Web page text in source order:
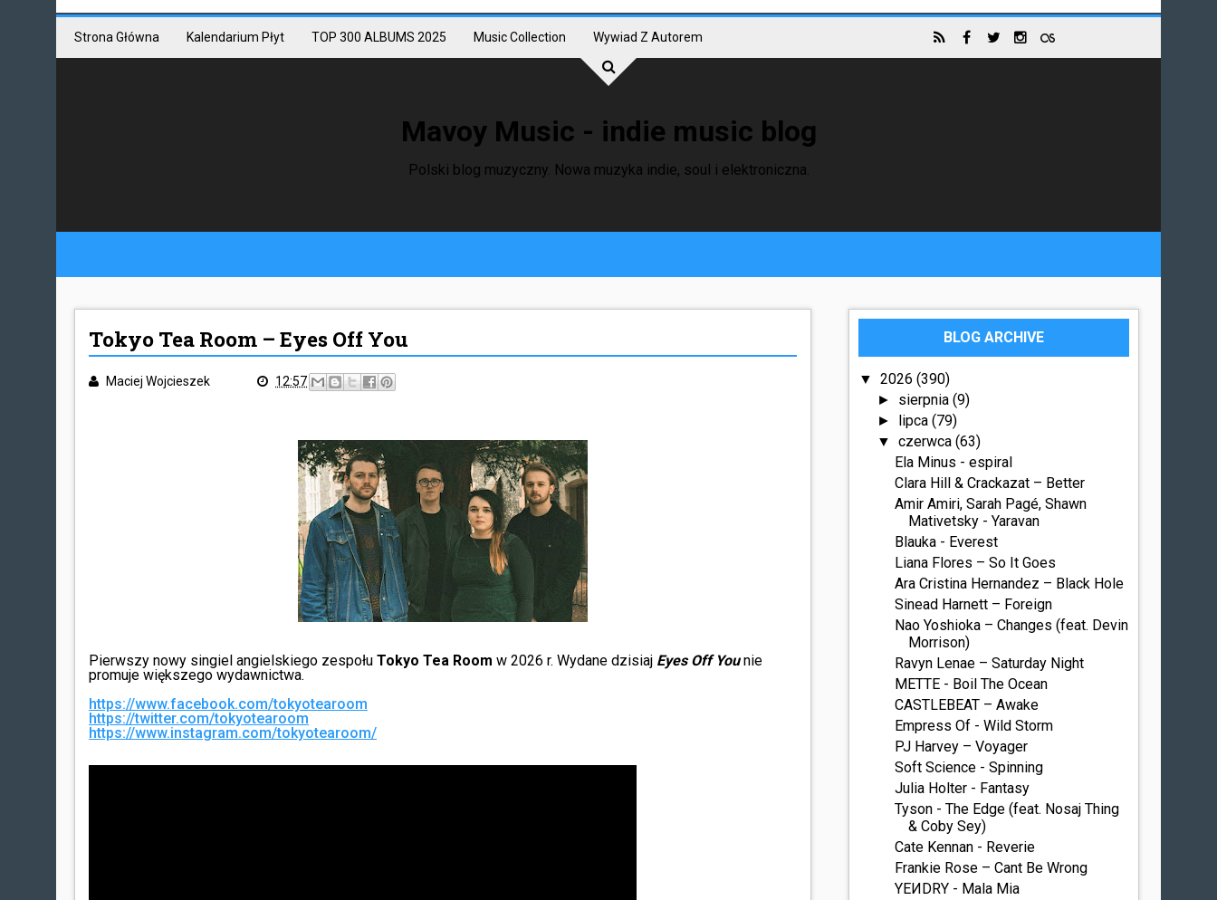
Strona Główna Kalendarium Płyt TOP 300 ALBUMS 2025 Music Collection Wywiad Z Autorem
Mavoy Music - indie music blog
Polski blog muzyczny. Nowa muzyka indie, soul i elektroniczna.
Tokyo Tea Room – Eyes Off You
Maciej Wojcieszek 12:57
Pierwszy nowy singiel angielskiego zespołu Tokyo Tea Room w 2026 r. Wydane dzisiaj Eyes Off Younie
promuje większego wydawnictwa.
https://www.facebook.com/tokyotearoom
https://twitter.com/tokyotearoom
https://www.instagram.com/tokyotearoom/
BLOG ARCHIVE
▼2026(390)
► sierpnia (9)
► lipca (79)
▼ czerwca (63)
Ela Minus - espiral
Clara Hill & Crackazat – Better
Amir Amiri, Sarah Pagé, Shawn
Mativetsky - Yaravan
Blauka - Everest
Liana Flores – So It Goes
Ara Cristina Hernandez – Black Hole
Sinead Harnett – Foreign
Nao Yoshioka – Changes (feat. Devin
Morrison)
Ravyn Lenae – Saturday Night
METTE - Boil The Ocean
CASTLEBEAT – Awake
Empress Of - Wild Storm
PJ Harvey – Voyager
Soft Science - Spinning
Julia Holter - Fantasy
Tyson - The Edge (feat. Nosaj Thing
& Coby Sey)
Cate Kennan - Reverie
Frankie Rose – Cant Be Wrong
YEИDRY - Mala Mia